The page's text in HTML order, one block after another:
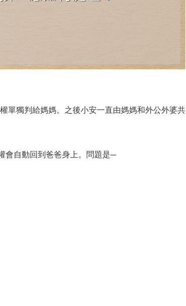
單獨判給媽媽。之後小安一直由媽媽和外公外婆共
會自動回到爸爸身上。問題是─